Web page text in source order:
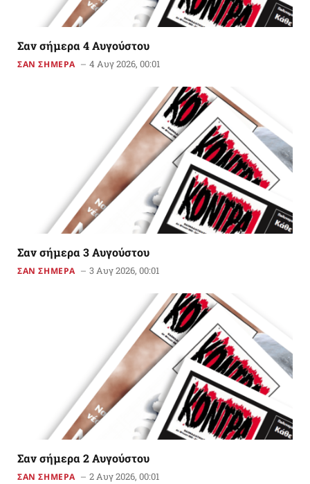
Σαν σήμερα 4 Αυγούστου
ΣΑΝ ΣΗΜΕΡΑ 4 Αυγ 2026, 00:01
Σαν σήμερα 3 Αυγούστου
ΣΑΝ ΣΗΜΕΡΑ 3 Αυγ 2026, 00:01
Σαν σήμερα 2 Αυγούστου
ΣΑΝ ΣΗΜΕΡΑ 2 Αυγ 2026, 00:01